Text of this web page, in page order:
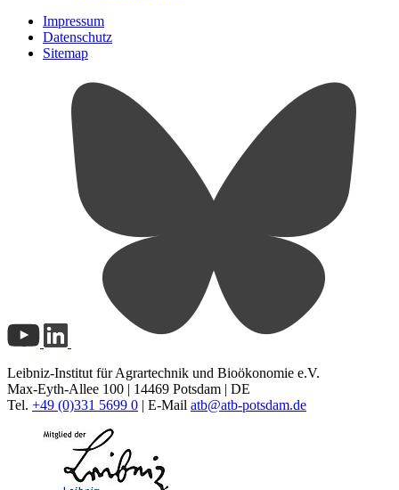
Impressum
Datenschutz
Sitemap
Leibniz-Institut für Agrartechnik und Bioökonomie e.V.
Max-Eyth-Allee 100 | 14469 Potsdam | DE
Tel. +49 (0)331 5699 0 | E-Mail atb@atb-potsdam.de